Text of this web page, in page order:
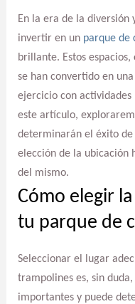
En la era de la
invertir en un parque de
brillante. Estos
se han convertido en
ejercicio con actividades
este artículo,
determinarán el éxito
elección de la ubicación
del mismo.
Cómo elegir
tu parque de
Seleccionar el lugar
trampolines es, sin
importantes y puede